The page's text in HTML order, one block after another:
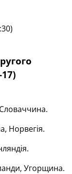
Норвегія.
Угорщина.